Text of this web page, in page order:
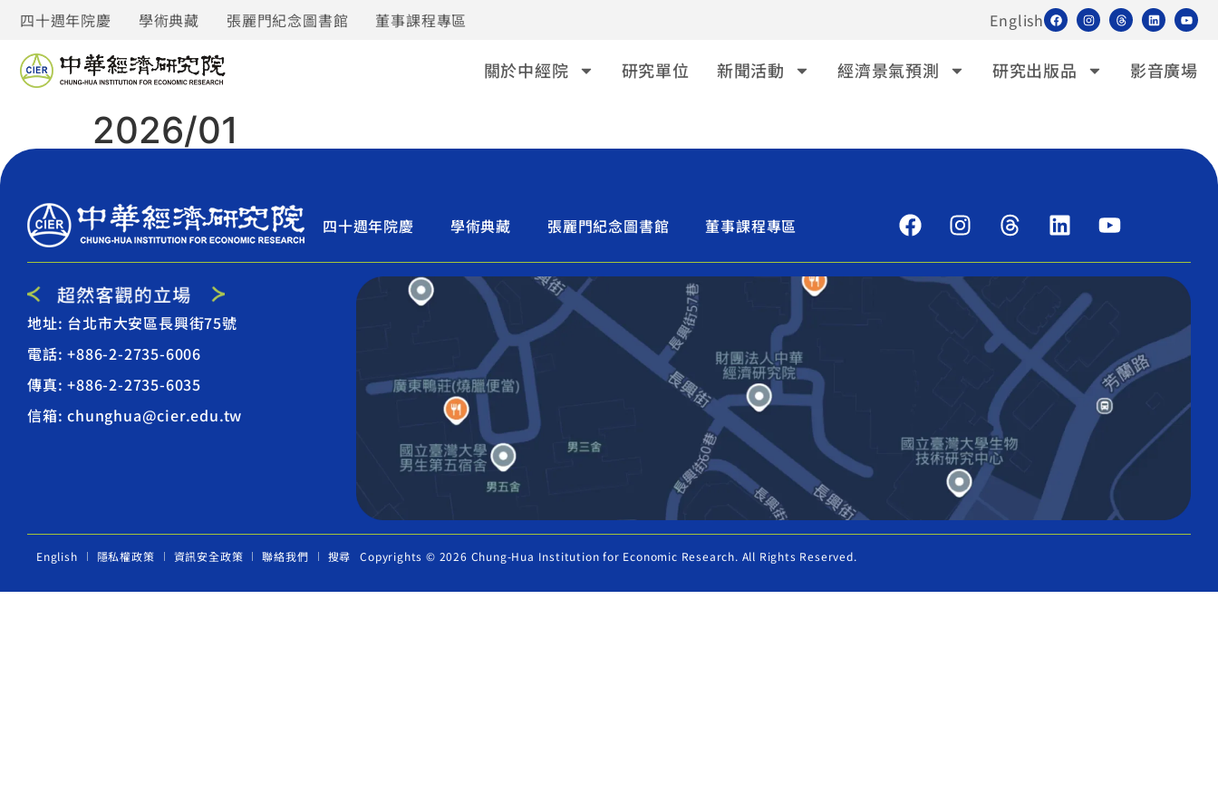
四十週年院慶 學術典藏 張麗門紀念圖書館 董事課程專區 English
關於中經院 研究單位 新聞活動 經濟景氣預測 研究出版品 影音廣場
2026/01
四十週年院慶 學術典藏 張麗門紀念圖書館 董事課程專區
地址: 台北市大安區長興街75號
電話: +886-2-2735-6006
傳真: +886-2-2735-6035
信箱: chunghua@cier.edu.tw
English 隱私權政策 資訊安全政策 聯絡我們 搜尋 Copyrights © 2026 Chung-Hua Institution for Economic Research. All Rights Reserved.